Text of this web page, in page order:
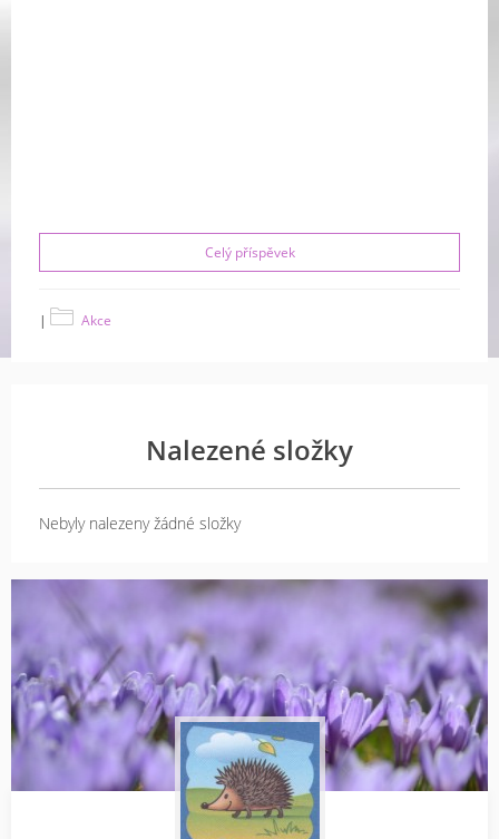
Celý příspěvek
| Akce
Nalezené složky
Nebyly nalezeny žádné složky